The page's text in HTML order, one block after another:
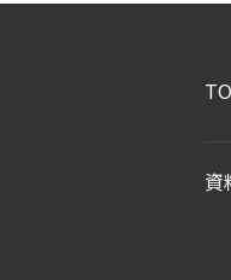
資